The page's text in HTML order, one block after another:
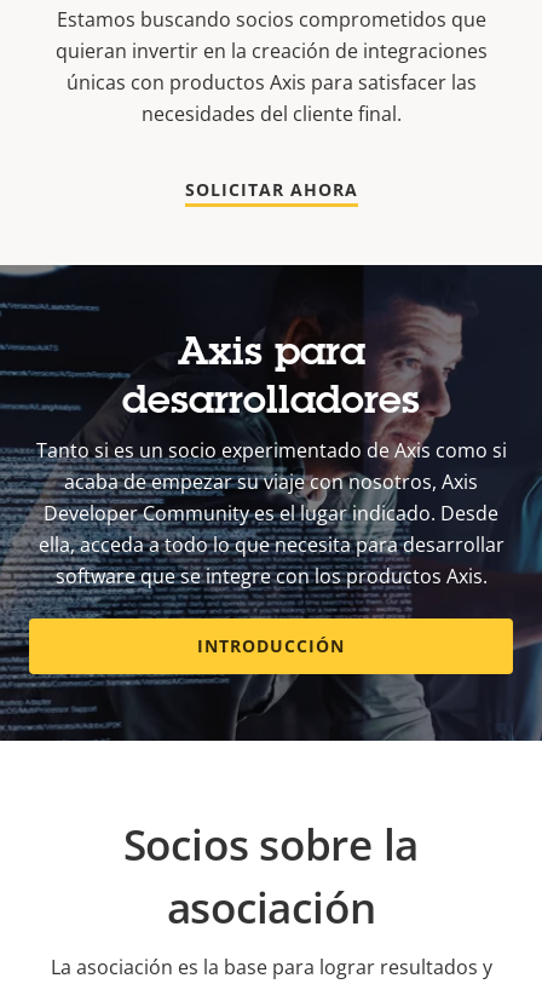
Estamos buscando socios comprometidos que
quieran invertir en la creación de integraciones
únicas con productos Axis para satisfacer las
necesidades del cliente final.
SOLICITAR AHORA
Axis para
desarrolladores
Tanto si es un socio experimentado de Axis como si
acaba de empezar su viaje con nosotros, Axis
Developer Community es el lugar indicado. Desde
ella, acceda a todo lo que necesita para desarrollar
software que se integre con los productos Axis.
INTRODUCCIÓN
Socios sobre la
asociación
La asociación es la base para lograr resultados y